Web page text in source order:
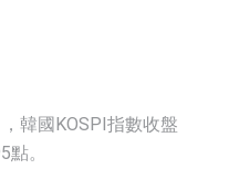
韓國KOSPI指數收盤
。